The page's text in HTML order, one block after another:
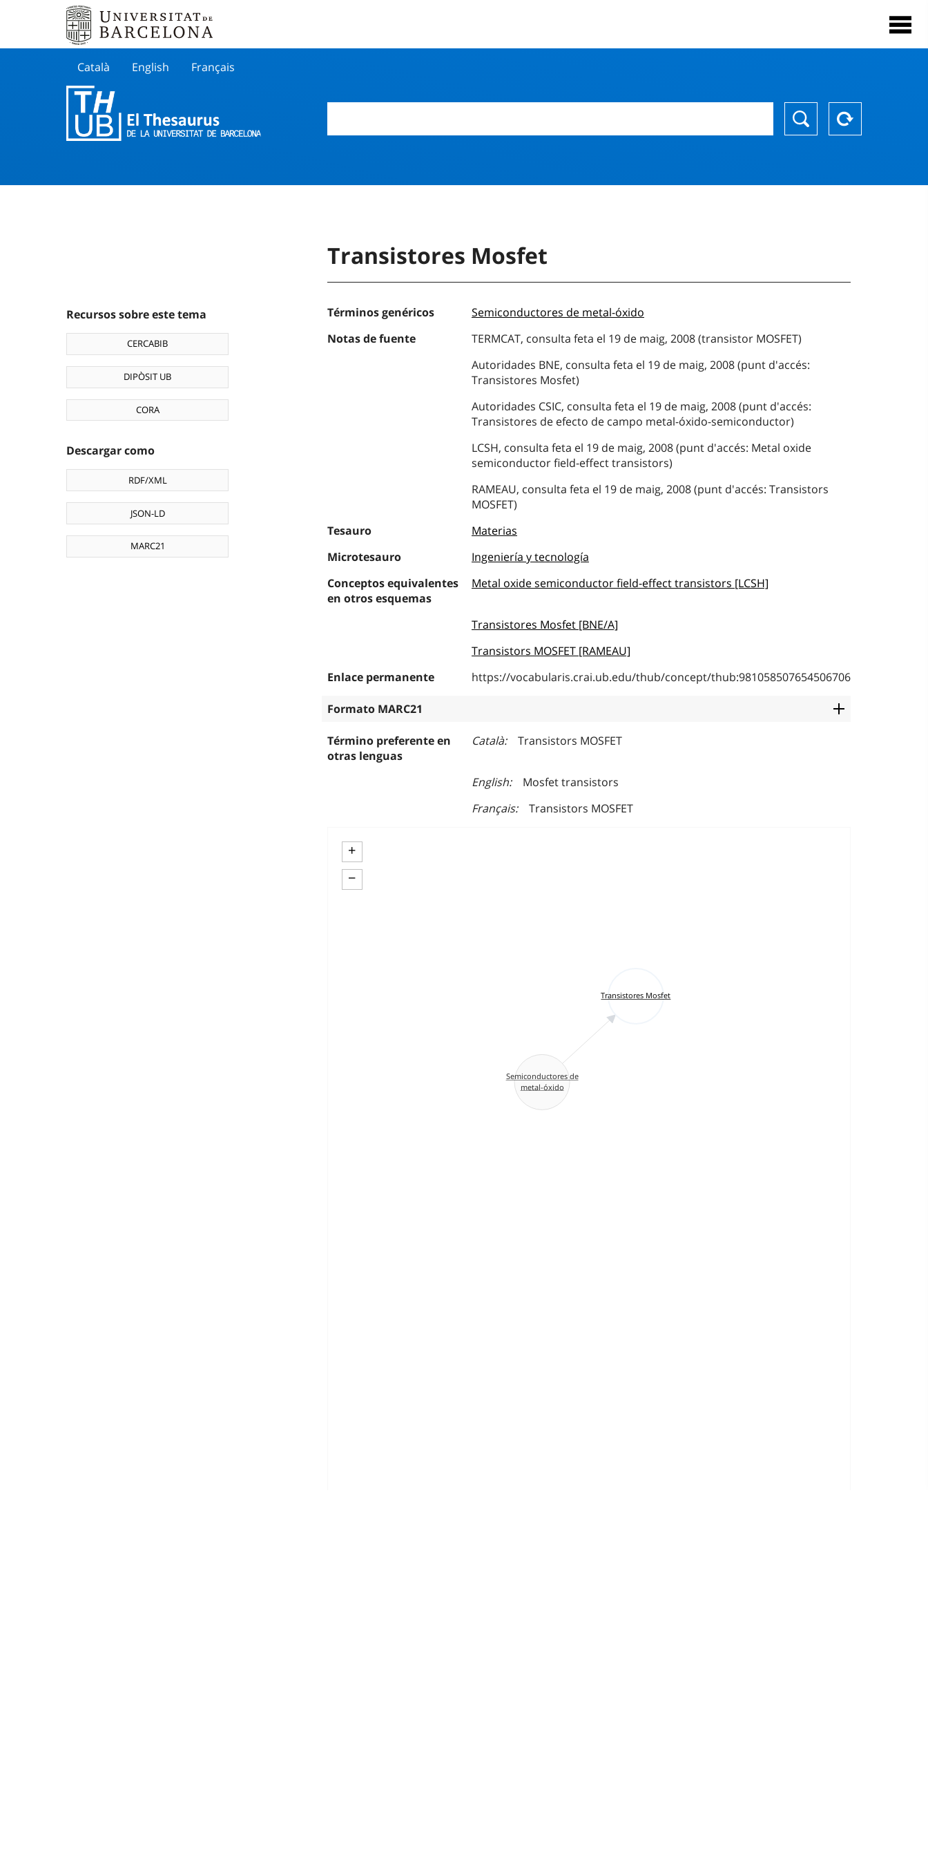
Català English Français
Recursos sobre este tema
CERCABIB
DIPÒSIT UB
CORA
Descargar como
RDF/XML
JSON-LD
MARC21
Transistores Mosfet
Términos genéricos
Semiconductores de metal-óxido
Notas de fuente
TERMCAT, consulta feta el 19 de maig, 2008 (transistor MOSFET)
Autoridades BNE, consulta feta el 19 de maig, 2008 (punt d'accés:
Transistores Mosfet)
Autoridades CSIC, consulta feta el 19 de maig, 2008 (punt d'accés:
Transistores de efecto de campo metal-óxido-semiconductor)
LCSH, consulta feta el 19 de maig, 2008 (punt d'accés: Metal oxide
semiconductor field-effect transistors)
RAMEAU, consulta feta el 19 de maig, 2008 (punt d'accés: Transistors
MOSFET)
Tesauro
Materias
Microtesauro
Ingeniería y tecnología
Conceptos equivalentes
en otros esquemas
Metal oxide semiconductor field-effect transistors [LCSH]
Transistores Mosfet [BNE/A]
Transistors MOSFET [RAMEAU]
Enlace permanente
https://vocabularis.crai.ub.edu/thub/concept/thub:981058507654506706
Formato MARC21
Término preferente en
otras lenguas
Català Transistors MOSFET
English
Mosfet transistors
Français
Transistors MOSFET
+
−
Transistores Mosfet
Semiconductores de
metal-óxido